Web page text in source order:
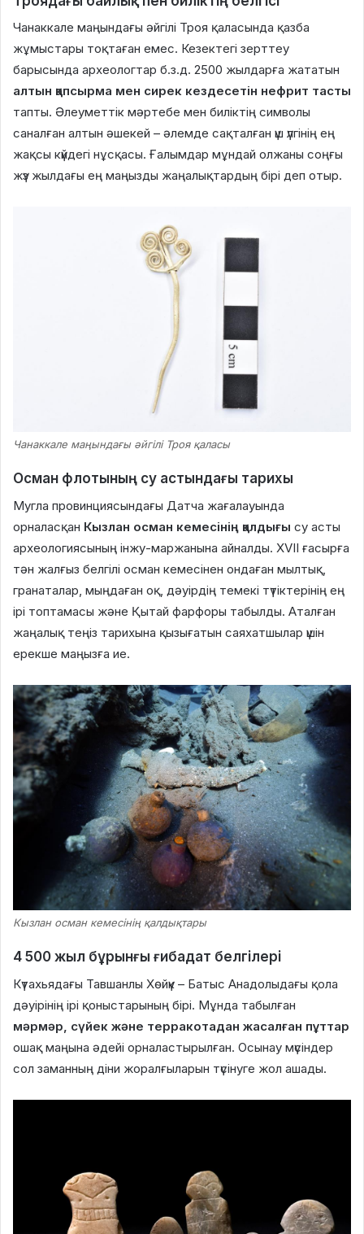
Чанаккале маңындағы әйгілі Троя қаласында қазба
жұмыстары тоқтаған емес. Кезектегі зерттеу
барысында археологтар б.з.д. 2500 жылдарға жататын
алтын қапсырма мен сирек кездесетін нефрит тасты
тапты. Әлеуметтік мәртебе мен биліктің символы
саналған алтын әшекей – әлемде сақталған үш үлгінің ең
жақсы күйдегі нұсқасы. Ғалымдар мұндай олжаны соңғы
жүз жылдағы ең маңызды жаңалықтардың бірі деп отыр.
Чанаккале маңындағы әйгілі Троя қаласы
Осман флотының су астындағы тарихы
Мугла провинциясындағы Датча жағалауында
орналасқан Кызлан осман кемесінің қалдығы су асты
археологиясының інжу-маржанына айналды. XVII ғасырға
тән жалғыз белгілі осман кемесінен ондаған мылтық,
гранаталар, мыңдаған оқ, дәуірдің темекі түтіктерінің ең
ірі топтамасы және Қытай фарфоры табылды. Аталған
жаңалық теңіз тарихына қызығатын саяхатшылар үшін
ерекше маңызға ие.
Кызлан осман кемесінің қалдықтары
4 500 жыл бұрынғы ғибадат белгілері
Күтахьядағы Тавшанлы Хөйүк – Батыс Анадолыдағы қола
дәуірінің ірі қоныстарының бірі. Мұнда табылған
мәрмәр, сүйек және терракотадан жасалған пұттар
ошақ маңына әдейі орналастырылған. Осынау мүсіндер
сол заманның діни жоралғыларын түсінуге жол ашады.